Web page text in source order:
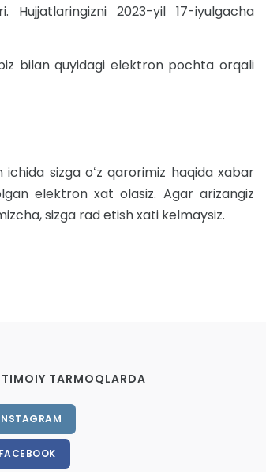
2023-yil 17-iyulgacha
bilan quyidagi elektron pochta orqali
sizga oʻz qarorimiz haqida xabar
elektron xat olasiz. Agar arizangiz
sizga rad etish xati kelmaysiz.
TARMOQLARDA
FACEBOOK